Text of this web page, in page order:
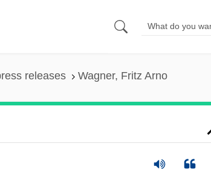
releases Wagner, Fritz Arno